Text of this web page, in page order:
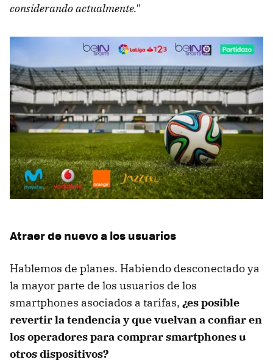
considerando actualmente."
Atraer de nuevo a los usuarios
Hablemos de planes. Habiendo desconectado ya
la mayor parte de los usuarios de los
smartphones asociados a tarifas, ¿es posible
revertir la tendencia y que vuelvan a confiar en
los operadores para comprar smartphones u
otros dispositivos?